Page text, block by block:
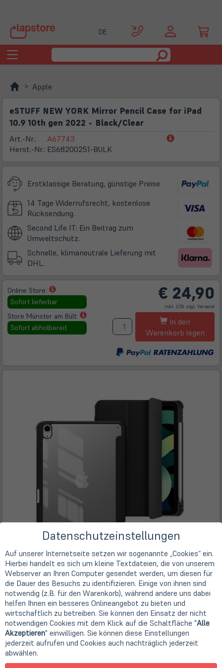
DE
Toggle
navigation
Apple
eSTUFF NEW YORK Mirror Pencil Case for iPad
10.9 10th gen 2022 - Black/Clear
Art.-Nr.:
Herst.-Nr.:
A67743
ES68200251-BULK
(öffnet
Erstklassige Beratung, günstige Preise
14 Tage Widerrufsrecht, kostenlose
Rücksendung.
Second Life IT: Ein Beitrag zum
Umweltschutz.
Schnelle, klimaneutrale Lieferung mit
DHL.
Online Store:
(öffnet
in
neuem
Tab)
Sofort lieferbar
Store Münster am Bült:
(öffnet
in
neuem
Sofort abholbereit
€ 24,90
inkl. USt zzgl. Versand
In den
Warenkorb legen
Beschreibung
Datenschutzeinstellungen
Auf unserer Internetseite setzen wir sogenannte „Cookies“ ein.
Hierbei handelt es sich um kleine Textdateien, die von unserem
Webserver an Ihren Computer gesendet werden, um diesen für
die Dauer des Besuchs zu identifizieren. Einige von ihnen sind
notwendig (z.B. für den Warenkorb), während andere uns dabei
helfen Ihnen ein besseres Onlineangebot zu bieten und
wirtschaftlich zu betreiben. Sie können den Einsatz der nicht
notwendigen Cookies mit dem Klick auf die Schaltfläche "Alle
Akzeptieren" einwilligen. Sie können diese Einstellungen
jederzeit aufrufen und Cookies auch nachträglich jederzeit
abwählen.